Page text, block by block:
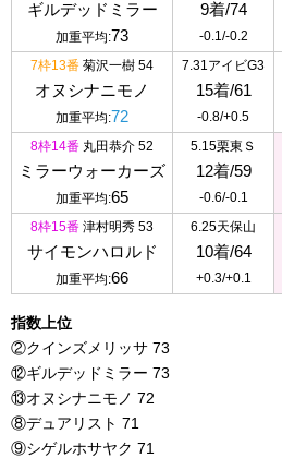
ギルデッドミラー
加重平均:73
9着/74
-0.1/-0.2
7枠13番 菊沢一樹 54
オヌシナニモノ
加重平均:72
7.31アイビG3
15着/61
-0.8/+0.5
8枠14番 丸田恭介 52
ミラーウォーカーズ
加重平均:65
5.15栗東Ｓ
12着/59
-0.6/-0.1
8枠15番 津村明秀 53
サイモンハロルド
加重平均:66
6.25天保山
10着/64
+0.3/+0.1
指数上位
②クインズメリッサ 73
⑫ギルデッドミラー 73
⑬オヌシナニモノ 72
⑧デュアリスト 71
⑨シゲルホサヤク 71